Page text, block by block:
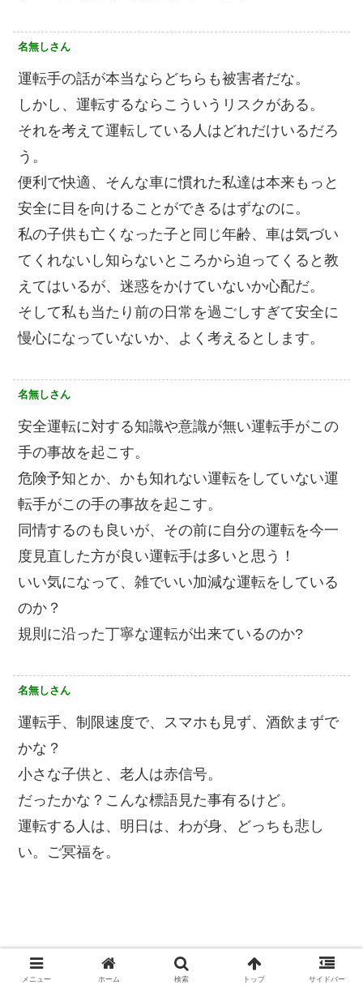
名無しさん
運転手の話が本当ならどちらも被害者だな。
しかし、運転するならこういうリスクがある。
それを考えて運転している人はどれだけいるだろ
う。
便利で快適、そんな車に慣れた私達は本来もっと
安全に目を向けることができるはずなのに。
私の子供も亡くなった子と同じ年齢、車は気づい
てくれないし知らないところから迫ってくると教
えてはいるが、迷惑をかけていないか心配だ。
そして私も当たり前の日常を過ごしすぎて安全に
慢心になっていないか、よく考えるとします。
名無しさん
安全運転に対する知識や意識が無い運転手がこの
手の事故を起こす。
危険予知とか、かも知れない運転をしていない運
転手がこの手の事故を起こす。
同情するのも良いが、その前に自分の運転を今一
度見直した方が良い運転手は多いと思う！
いい気になって、雑でいい加減な運転をしている
のか？
規則に沿った丁寧な運転が出来ているのか?
名無しさん
運転手、制限速度で、スマホも見ず、酒飲まずで
かな？
小さな子供と、老人は赤信号。
だったかな？こんな標語見た事有るけど。
運転する人は、明日は、わが身、どっちも悲し
い。ご冥福を。
メニュー ホーム 検索 トップ サイドバー